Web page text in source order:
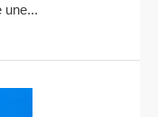
une...